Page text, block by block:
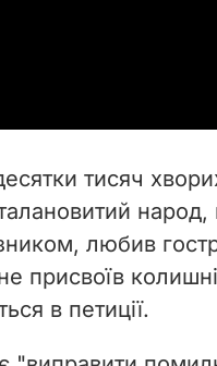
i
d
e
o
тисяч
любив
присвоїв
в петиції.